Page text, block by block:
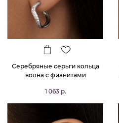
Серебряные серьги кольца
волна с фианитами
1 063 р.